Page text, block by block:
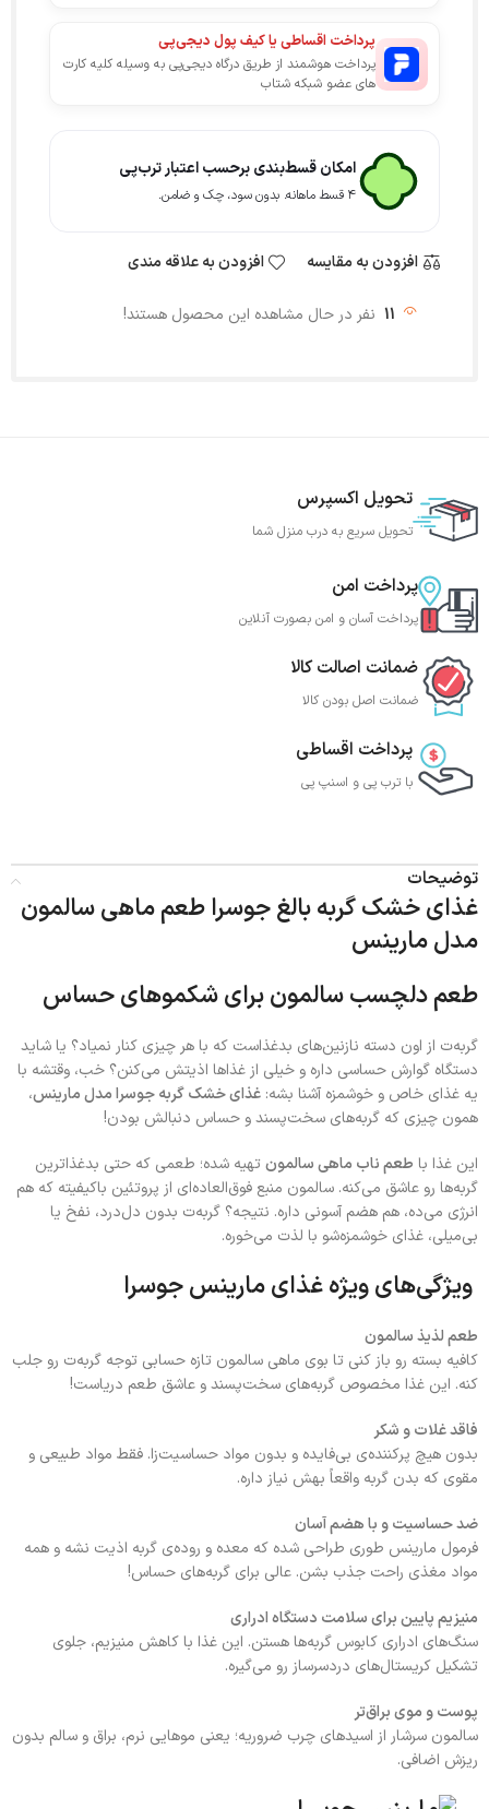
پرداخت اقساطی یا کیف پول دیجی‌پی
پرداخت هوشمند از طریق درگاه دیجی‌پی به وسیله کلیه کارت
های عضو شبکه شتاب
امکان قسط‌بندی برحسب اعتبار ترب‌پی
۴ قسط ماهانه. بدون سود، چک و ضامن.
افزودن به مقایسه افزودن به علاقه مندی
11 نفر در حال مشاهده این محصول هستند!
تحویل اکسپرس
تحویل سریع به درب منزل شما
پرداخت امن
پرداخت آسان و امن بصورت آنلاین
ضمانت اصالت کالا
ضمانت اصل بودن کالا
پرداخت اقساطی
با ترب‌ پی و اسنپ پی
توضیحات
غذای خشک گربه بالغ جوسرا طعم ماهی سالمون
مدل مارینس
طعم دلچسب سالمون برای شکموهای حساس
گربه‌ت از اون دسته نازنین‌های بدغذاست که با هر چیزی کنار نمیاد؟ یا شاید
دستگاه گوارش حساسی داره و خیلی از غذاها اذیتش می‌کنن؟ خب، وقتشه با
یه غذای خاص و خوشمزه آشنا بشه: غذای خشک گربه جوسرا مدل مارینس،
همون چیزی که گربه‌های سخت‌پسند و حساس دنبالش بودن!
این غذا با طعم ناب ماهی سالمونتهیه شده؛ طعمی که حتی بدغذا‌ترین
گربه‌ها رو عاشق می‌کنه. سالمون منبع فوق‌العاده‌ای از پروتئین باکیفیته که هم
انرژی می‌ده، هم هضم آسونی داره. نتیجه؟ گربه‌ت بدون دل‌درد، نفخ یا
بی‌میلی، غذای خوشمزه‌شو با لذت می‌خوره.
ویژگی‌های ویژه غذای مارینس جوسرا
طعم لذیذ سالمون
کافیه بسته رو باز کنی تا بوی ماهی سالمون تازه حسابی توجه گربه‌ت رو جلب
کنه. این غذا مخصوص گربه‌های سخت‌پسند و عاشق طعم دریاست!
فاقد غلات و شکر
بدون هیچ پرکننده‌ی بی‌فایده و بدون مواد حساسیت‌زا. فقط مواد طبیعی و
مقوی که بدن گربه واقعاً بهش نیاز داره.
ضد حساسیت و با هضم آسان
فرمول مارینس طوری طراحی شده که معده و روده‌ی گربه اذیت نشه و همه
مواد مغذی راحت جذب بشن. عالی برای گربه‌های حساس!
منیزیم پایین برای سلامت دستگاه ادراری
سنگ‌های ادراری کابوس گربه‌ها هستن. این غذا با کاهش منیزیم، جلوی
تشکیل کریستال‌های دردسرساز رو می‌گیره.
پوست و موی براق‌تر
سالمون سرشار از اسیدهای چرب ضروریه؛ یعنی موهایی نرم، براق و سالم بدون
ریزش اضافی.